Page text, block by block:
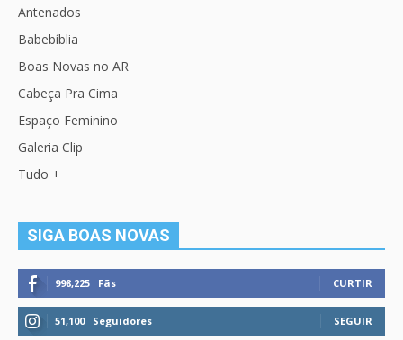
Antenados
Babebíblia
Boas Novas no AR
Cabeça Pra Cima
Espaço Feminino
Galeria Clip
Tudo +
SIGA BOAS NOVAS
998,225 Fãs CURTIR
51,100 Seguidores SEGUIR